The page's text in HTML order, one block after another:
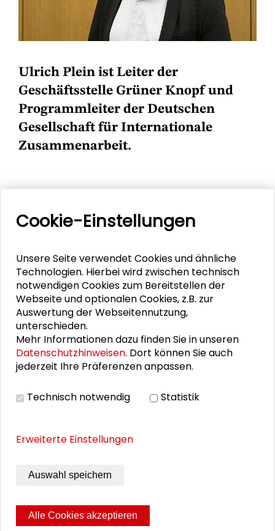
Ulrich Plein ist Leiter der
Geschäftsstelle Grüner Knopf und
Programmleiter der Deutschen
Gesellschaft für Internationale
Zusammenarbeit.
Ulrich Plein studierte Gesographie an der
Umweltwissenschaften an der Universität
Bielefeld. Bis 2016 war er Komponentenleiter
im internationalen Entwicklungspogramm
zum Aufbau industrieller Standards sowie
des Mess- und Prüfwesens in Äthiopien. Seit
2016 ist er Programmleiter der Umwelt- und
Sozialstandards in der Textilindustrie
Äthiopiens. Zudem ist er seit 2020 der
Im September 2022 traf er zur Veranstaltung
Unternehmen"im Schader Forum ein und
Gesprächsrunde "Produktbewertung anhand
öko-fairer Siegel: Gründer Knopf".
Cookie-Einstellungen
Unsere Seite verwendet Cookies und ähnliche
Technologien. Hierbei wird zwischen technisch
notwendigen Cookies zum Bereitstellen der
Webseite und optionalen Cookies, z.B. zur
Auswertung der Webseitennutzung,
unterschieden.
Mehr Informationen dazu finden Sie in unseren
Datenschutzhinweisen. Dort können Sie auch
jederzeit Ihre Präferenzen anpassen.
Technisch notwendig Statistik
Erweiterte Einstellungen
Auswahl speichern
Alle Cookies akzeptieren